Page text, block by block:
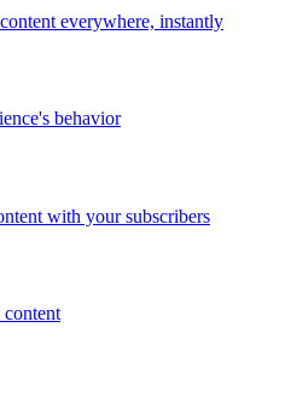
everywhere, instantly
behavior
with your subscribers
content